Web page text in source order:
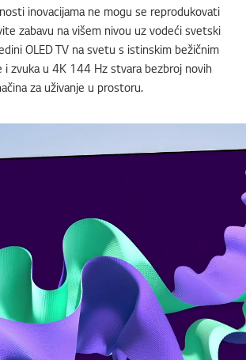
inovacijama ne mogu se reprodukovati
zabavu na višem nivou uz vodeći svetski
OLED TV na svetu s istinskim bežičnim
i zvuka u 4K 144 Hz stvara bezbroj novih
za uživanje u prostoru.